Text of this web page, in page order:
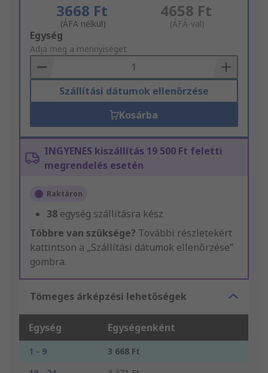
3668 Ft
(ÁFA nélkül)
4658 Ft
(ÁFÁ-val)
Add
to
Basket
Egység
Adja meg a mennyiséget
Szállítási dátumok ellenőrzése
Kosárba
INGYENES kiszállítás 19 500 Ft feletti
megrendelés esetén
Raktáron
38 egység szállításra kész
Többre van szüksége? További részletekért
kattintson a „Szállítási dátumok ellenőrzése”
gombra.
Tömeges árképzési lehetőségek
Egység Egységenként
1 - 9
3 668 Ft